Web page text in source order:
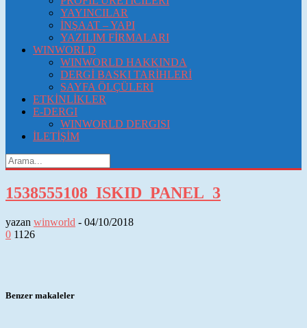
YAYINCILAR
İNŞAAT – YAPI
YAZILIM FİRMALARI
WINWORLD
WINWORLD HAKKINDA
DERGİ BASKI TARİHLERİ
SAYFA ÖLÇÜLERI
ETKİNLİKLER
E-DERGI
WINWORLD DERGISI
İLETİŞİM
1538555108_ISKID_PANEL_3
yazan winworld - 04/10/2018
0 1126
Benzer makaleler